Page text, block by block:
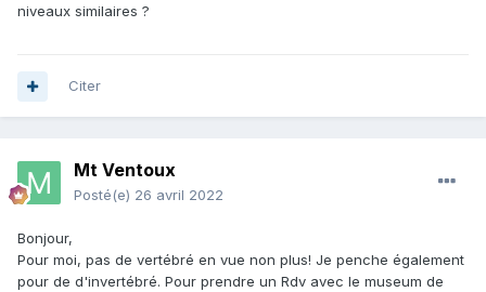
niveaux similaires ?
Citer
Mt Ventoux
Posté(e) 26 avril 2022
Bonjour,
Pour moi, pas de vertébré en vue non plus! Je penche également
pour de d'invertébré. Pour prendre un Rdv avec le museum de